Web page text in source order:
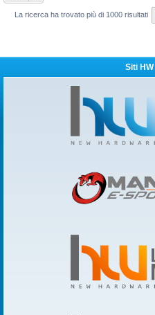
La ricerca ha trovato più di 1000 risultati
Siti